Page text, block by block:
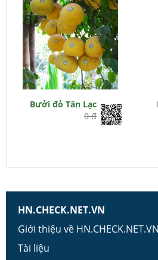
Bưởi đỏ Tân Lạc
0 đ
HN.CHECK.NET.VN
Giới thiệu về HN.CHECK.NET.VN
Tài liệu